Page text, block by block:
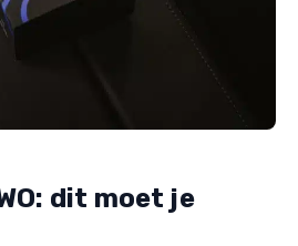
dit moet je